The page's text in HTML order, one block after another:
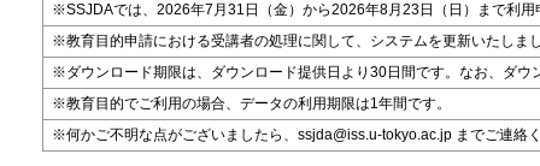
※SSJDAでは、2026年7月31日（金）から2026年8月23日（日）まで利
※教育目的申請における受講者の処理に関して、システムを更新いたしま
※ダウンロード期限は、ダウンロード提供日より30日間です。なお、ダ
※教育目的でご利用の場合、データの利用期限は1年間です。
※何かご不明な点がございましたら、ssjda@iss.u-tokyo.ac.jp までご連絡